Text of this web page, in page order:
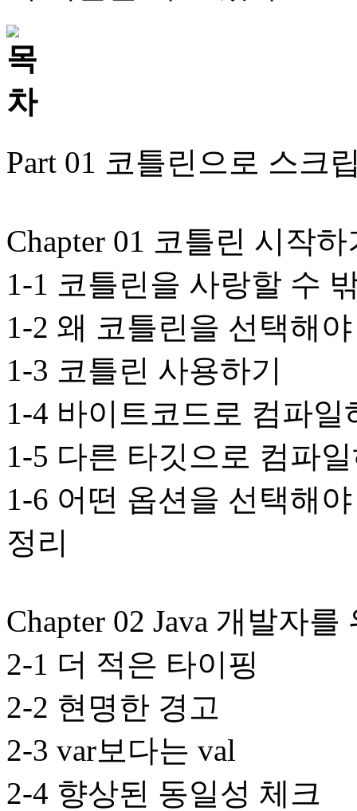
Part 01 코틀린으로 스크
Chapter 01 코틀린 시작하
1-1 코틀린을 사랑할 수
1-2 왜 코틀린을 선택해
1-3 코틀린 사용하기
1-4 바이트코드로 컴파
1-5 다른 타깃으로 컴파
1-6 어떤 옵션을 선택해
정리
Chapter 02 Java 개발자
2-1 더 적은 타이핑
2-2 현명한 경고
2-3 var보다는 val
2-4 향상된 동일성 체크